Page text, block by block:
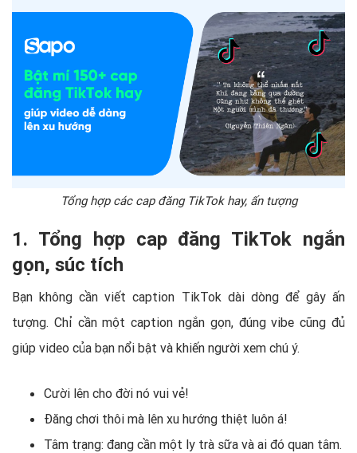
Tổng hợp các cap đăng TikTok hay, ấn tượng
1. Tổng hợp cap đăng TikTok ngắn
gọn, súc tích
Bạn không cần viết caption TikTok dài dòng để gây ấn
tượng. Chỉ cần một caption ngắn gọn, đúng vibe cũng đủ
giúp video của bạn nổi bật và khiến người xem chú ý.
Cười lên cho đời nó vui vẻ!
Đăng chơi thôi mà lên xu hướng thiệt luôn á!
Tâm trạng: đang cần một ly trà sữa và ai đó quan tâm.